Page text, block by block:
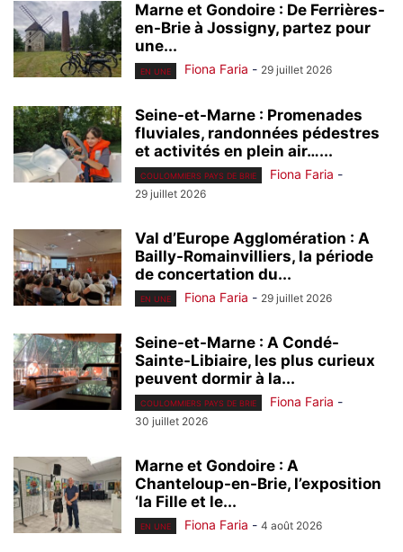
Marne et Gondoire : De Ferrières-
en-Brie à Jossigny, partez pour
une...
EN UNE Fiona Faria - 29 juillet 2026
Seine-et-Marne : Promenades
fluviales, randonnées pédestres
et activités en plein air…...
COULOMMIERS PAYS DE BRIE Fiona Faria -
29 juillet 2026
Val d’Europe Agglomération : A
Bailly-Romainvilliers, la période
de concertation du...
EN UNE Fiona Faria - 29 juillet 2026
Seine-et-Marne : A Condé-
Sainte-Libiaire, les plus curieux
peuvent dormir à la...
COULOMMIERS PAYS DE BRIE Fiona Faria -
30 juillet 2026
Marne et Gondoire : A
Chanteloup-en-Brie, l’exposition
‘la Fille et le...
EN UNE Fiona Faria - 4 août 2026